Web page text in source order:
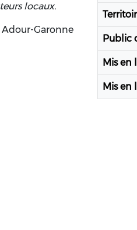
locaux.
Adour-Garonne
Public
Mis en
Mis en